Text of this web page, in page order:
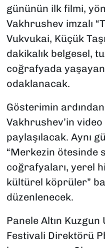
gününün ilk filmi,
Vakhrushev imzalı
Vukvukai, Küçük
dakikalık belgesel,
coğrafyada
odaklanacak.
Gösterimin
Vakhrushev’in
paylaşılacak. Aynı
“Merkezin ötesinde
coğrafyaları, yerel
kültürel köprüler”
düzenlenecek.
Panele Altın
Festivali Direktörü